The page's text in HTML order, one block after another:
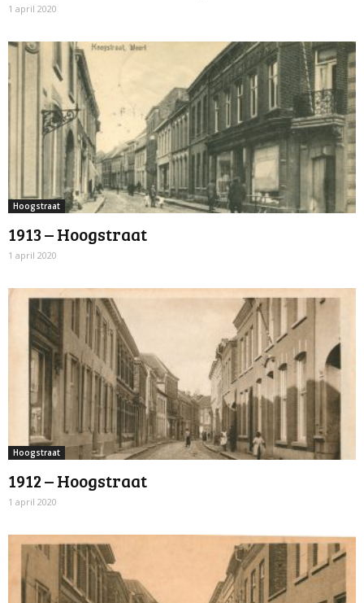
1 april 2020
Hoogstraat
1913 – Hoogstraat
1 april 2020
Hoogstraat
1912 – Hoogstraat
1 april 2020